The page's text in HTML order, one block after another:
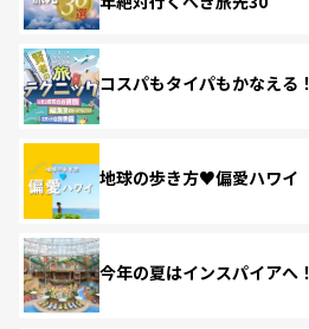
コスパもタイパもかなえる
地球の歩き方♥偏愛ハワイ
今年の夏はインスパイアへ！